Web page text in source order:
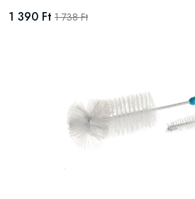
1 390 Ft 1 738 Ft